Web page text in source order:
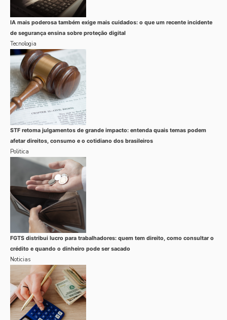
IA mais poderosa também exige mais cuidados: o que um recente incidente
de segurança ensina sobre proteção digital
Tecnologia
STF retoma julgamentos de grande impacto: entenda quais temas podem
afetar direitos, consumo e o cotidiano dos brasileiros
Politica
FGTS distribui lucro para trabalhadores: quem tem direito, como consultar o
crédito e quando o dinheiro pode ser sacado
Noticias